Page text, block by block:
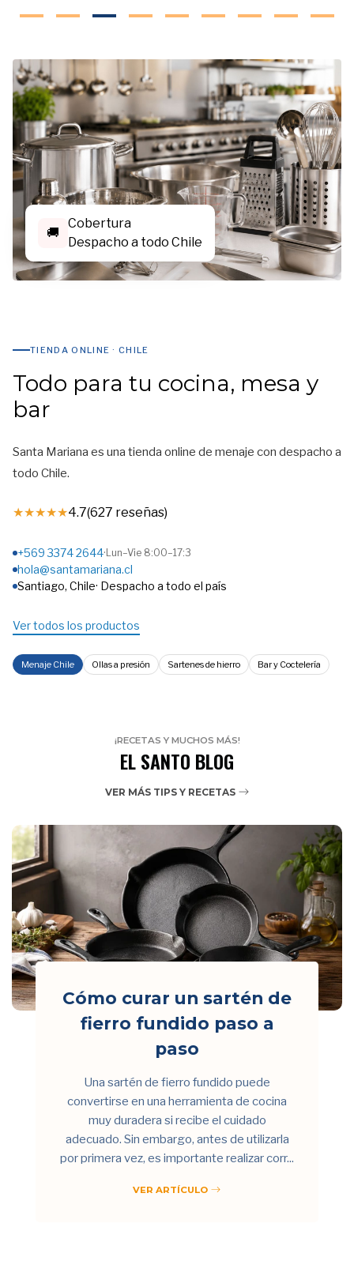
TIENDA ONLINE · CHILE
Todo para tu cocina, mesa y
bar
Santa Mariana es una tienda online de menaje con despacho a
todo Chile.
★★★★★4.7(627 reseñas)
+569 3374 2644·Lun–Vie 8:00–17:3
hola@santamariana.cl
Santiago, Chile· Despacho a todo el país
Ver todos los productos
Menaje Chile Ollas a presión Sartenes de hierro Bar y Coctelería
🚚
Cobertura
Despacho a todo Chile
¡RECETAS Y MUCHOS MÁS!
EL SANTO BLOG
VER MÁS TIPS Y RECETAS
Cómo curar un sartén de
fierro fundido paso a
paso
Una sartén de fierro fundido puede
convertirse en una herramienta de cocina
muy duradera si recibe el cuidado
adecuado. Sin embargo, antes de utilizarla
por primera vez, es importante realizar corr...
VER ARTÍCULO